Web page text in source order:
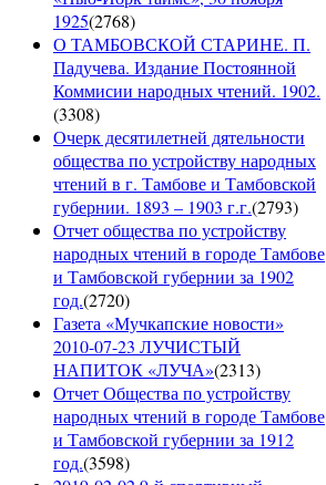
1925(2768)
О ТАМБОВСКОЙ СТАРИНЕ. П.
Падучева. Издание Постоянной
Коммисии народных чтений. 1902.
(3308)
Очерк десятилетней дятельности
общества по устройству народных
чтений в г. Тамбове и Тамбовской
губернии. 1893 – 1903 г.г.(2793)
Отчет общества по устройству
народных чтений в городе Тамбове
и Тамбовской губернии за 1902
год.(2720)
Газета «Мучкапские новости»
2010-07-23 ЛУЧИСТЫЙ
НАПИТОК «ЛУЧА»(2313)
Отчет Общества по устройству
народных чтений в городе Тамбове
и Тамбовской губернии за 1912
год.(3598)